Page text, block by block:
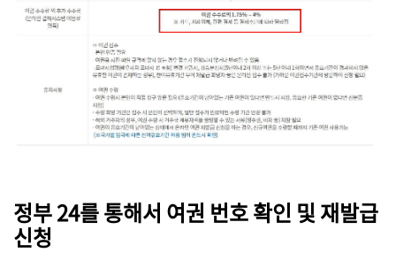
정부 24를 통해서 여권 번호 확인 및 재발급
신청